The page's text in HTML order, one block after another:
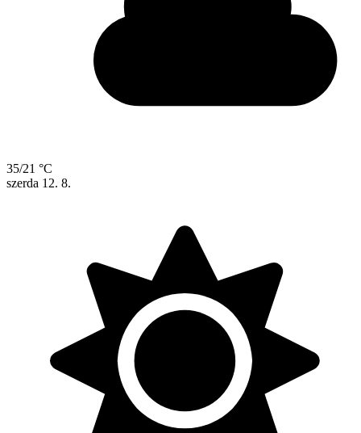
35/21 °C
szerda 12. 8.